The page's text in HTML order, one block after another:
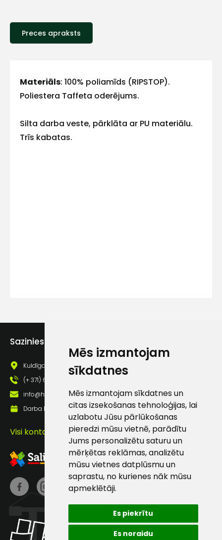
Mēs izmantojam
sīkdatnes
Mēs izmantojam sīkdatnes un
citas izsekošanas tehnoloģijas, lai
uzlabotu Jūsu pārlūkošanas
pieredzi mūsu vietnē, parādītu
Jums personalizētu saturu un
mērķētas reklāmas, analizētu
mūsu vietnes datplūsmu un
saprastu, no kurienes nāk mūsu
apmeklētāji.
Es piekrītu
Es noraidu
Preces apraksts
Materiāls: 100% poliamīds (RIPSTOP).
Poliestera Taffeta oderējums.
Silta darba veste, pārklāta ar PU materiālu.
Trīs kabatas.
Sazinies ar mums
Kuldīgas iela 69a, Saldus, Saldus nov., LV - 3801
(+ 371) 63 881 186
info@hards.lv
Darba laiks: Darbadienās: 8:00 - 17:00
Visi kontakti
E-pasts
Sūtīt ziņojumu
Klientu
atbalsts
Darbdienās:
8:00 – 17:00
info@hards.lv